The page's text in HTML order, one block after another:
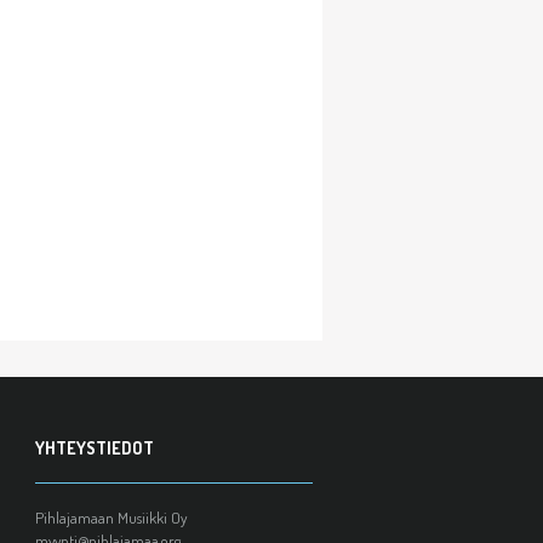
YHTEYSTIEDOT
Pihlajamaan Musiikki Oy